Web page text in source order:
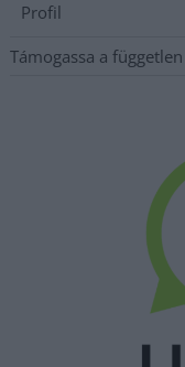
Profil
Támogassa a